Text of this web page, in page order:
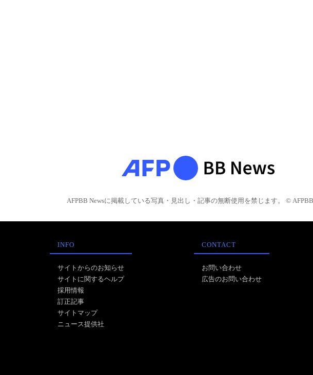
AFPBB Newsに掲載している写真・見出し・記事の無断使用を禁じます。 © AFPBB
INFO
サイトからのお知らせ
サイトに関するヘルプ
採用情報
訂正記事
サイトマップ
ニュース提供社
CONTACT
お問い合わせ
広告のお問い合わせ